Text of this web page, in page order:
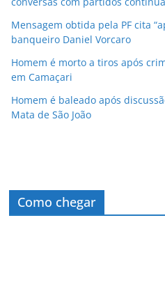
Mensagem obtida pela PF cita
banqueiro Daniel Vorcaro
Homem é morto a tiros após
em Camaçari
Homem é baleado após
Mata de São João
Como chegar